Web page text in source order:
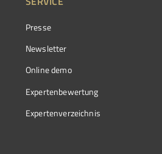
Presse
Newsletter
Online demo
Expertenbewertung
Expertenverzeichnis